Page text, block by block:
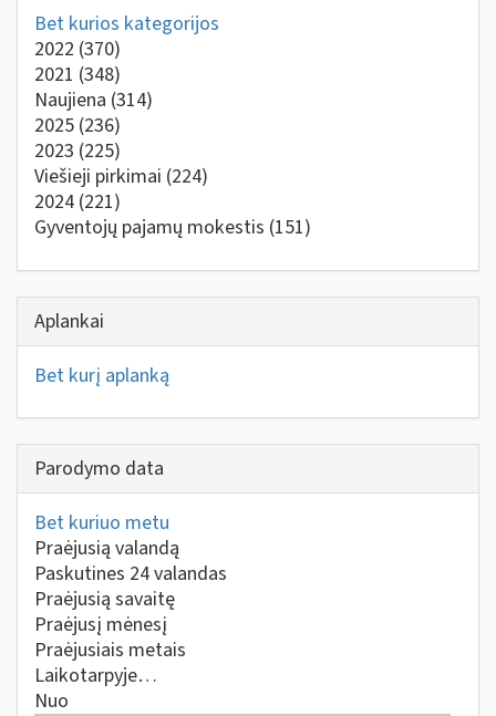
Bet kurios kategorijos
2022 (370)
2021 (348)
Naujiena (314)
2025 (236)
2023 (225)
Viešieji pirkimai (224)
2024 (221)
Gyventojų pajamų mokestis (151)
Aplankai
Bet kurį aplanką
Parodymo data
Bet kuriuo metu
Praėjusią valandą
Paskutines 24 valandas
Praėjusią savaitę
Praėjusį mėnesį
Praėjusiais metais
Laikotarpyje…
Nuo